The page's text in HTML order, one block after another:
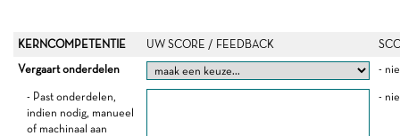
KERNCOMPETENTIE UW SCORE / FEEDBACK
Vergaart onderdelen
-
- Past onderdelen,
indien nodig, manueel
of machinaal aan
-